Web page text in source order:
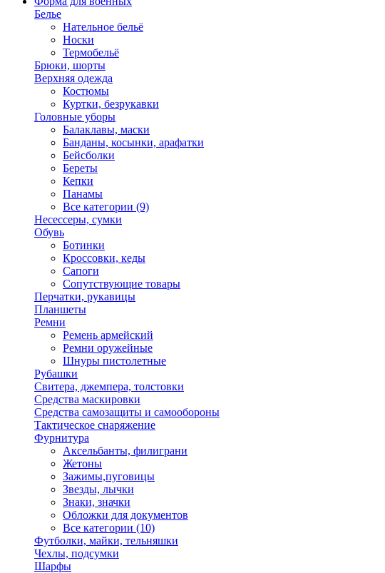
Белье
Нательное бельё
Носки
Термобельё
Брюки, шорты
Верхняя одежда
Костюмы
Куртки, безрукавки
Головные уборы
Балаклавы, маски
Банданы, косынки, арафатки
Бейсболки
Береты
Кепки
Панамы
Все категории (9)
Несессеры, сумки
Обувь
Ботинки
Кроссовки, кеды
Сапоги
Сопутствующие товары
Перчатки, рукавицы
Планшеты
Ремни
Ремень армейский
Ремни оружейные
Шнуры пистолетные
Рубашки
Свитера, джемпера, толстовки
Средства маскировки
Средства самозащиты и самообороны
Тактическое снаряжение
Фурнитура
Аксельбанты, филиграни
Жетоны
Зажимы,пуговицы
Звезды, лычки
Знаки, значки
Обложки для документов
Все категории (10)
Футболки, майки, тельняшки
Чехлы, подсумки
Шарфы